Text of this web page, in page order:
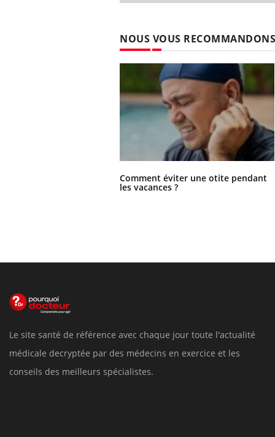
NOUS VOUS RECOMMANDONS
Comment éviter une otite pendant
les vacances ?
Le site santé de référence avec chaque jour toute l'actualité
médicale decryptée par des médecins en exercice et les
conseils des meilleurs spécialistes.